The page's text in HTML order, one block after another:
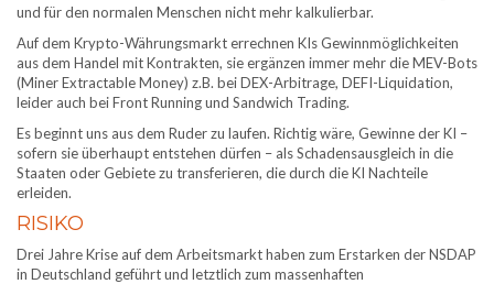
und für den normalen Menschen nicht mehr kalkulierbar.
Auf dem Krypto-Währungsmarkt errechnen KIs Gewinnmöglichkeiten
aus dem Handel mit Kontrakten, sie ergänzen immer mehr die MEV-Bots
(Miner Extractable Money) z.B. bei DEX-Arbitrage, DEFI-Liquidation,
leider auch bei Front Running und Sandwich Trading.
Es beginnt uns aus dem Ruder zu laufen. Richtig wäre, Gewinne der KI –
sofern sie überhaupt entstehen dürfen – als Schadensausgleich in die
Staaten oder Gebiete zu transferieren, die durch die KI Nachteile
erleiden.
RISIKO
Drei Jahre Krise auf dem Arbeitsmarkt haben zum Erstarken der NSDAP
in Deutschland geführt und letztlich zum massenhaften